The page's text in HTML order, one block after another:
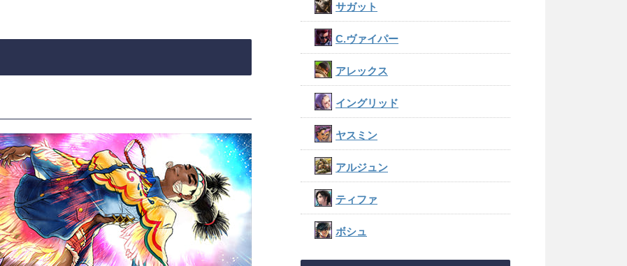
サガット
C.ヴァイパー
アレックス
イングリッド
ヤスミン
アルジュン
ティファ
ボシュ